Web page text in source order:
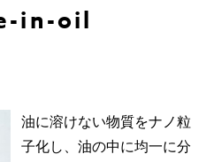
in-oil
油に溶けない物質をナノ粒
子化し、油の中に均一に分